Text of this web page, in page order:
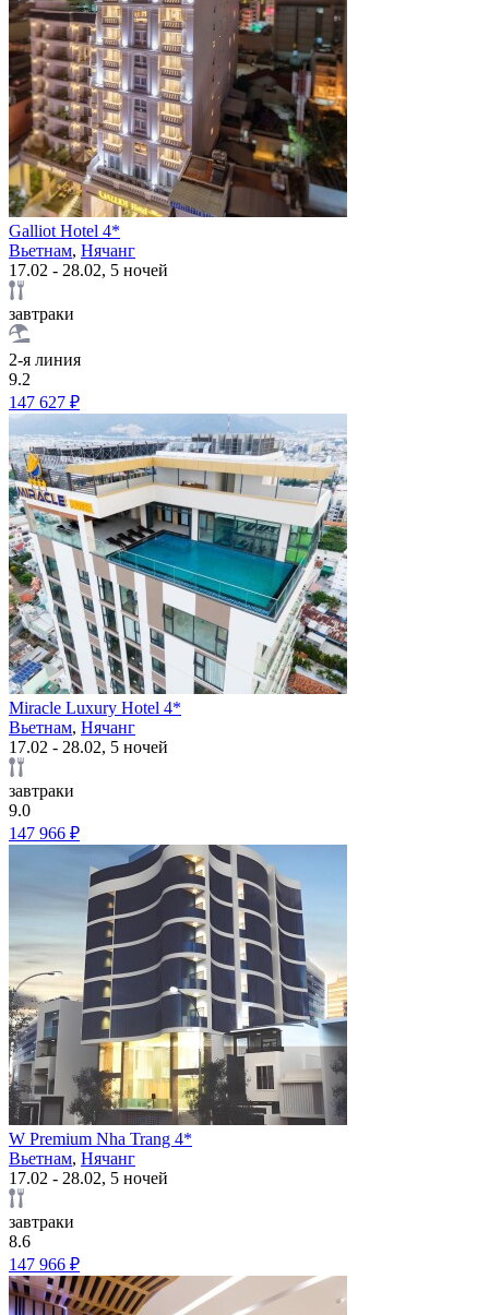
Galliot Hotel 4*
Вьетнам, Нячанг
17.02 - 28.02, 5 ночей
завтраки
2-я линия
9.2
147 627 ₽
Miracle Luxury Hotel 4*
Вьетнам, Нячанг
17.02 - 28.02, 5 ночей
завтраки
9.0
147 966 ₽
W Premium Nha Trang 4*
Вьетнам, Нячанг
17.02 - 28.02, 5 ночей
завтраки
8.6
147 966 ₽